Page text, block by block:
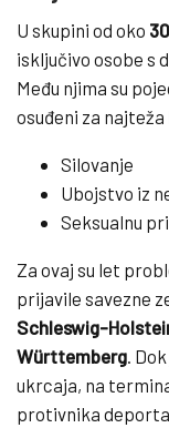
U skupini od oko
isključivo osobe s
Među njima su
osuđeni za
Silovanje
Ubojstvo iz
Seksualnu
Za ovaj su let
prijavile savezne
Schleswig-
Württemberg .
ukrcaja, na
protivnika